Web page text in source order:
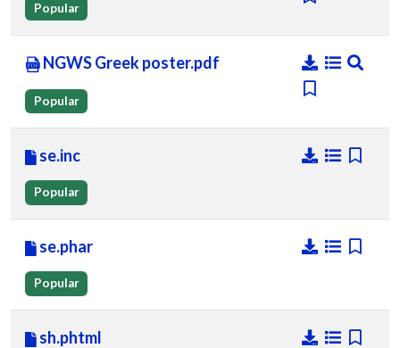
Popular
NGWS Greek poster.pdf
Popular
se.inc
Popular
se.phar
Popular
sh.phtml